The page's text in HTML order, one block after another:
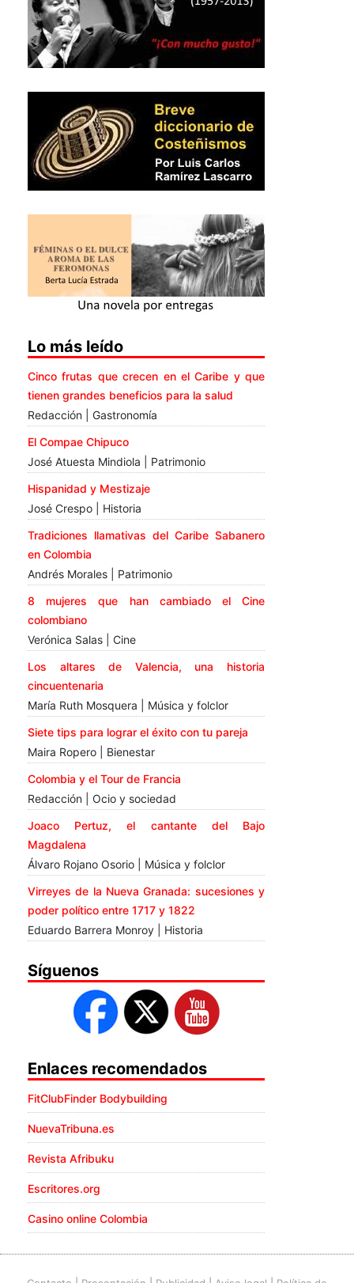
Lo más leído
Cinco frutas que crecen en el Caribe y que
tienen grandes beneficios para la salud
Redacción | Gastronomía
El Compae Chipuco
José Atuesta Mindiola | Patrimonio
Hispanidad y Mestizaje
José Crespo | Historia
Tradiciones llamativas del Caribe Sabanero
en Colombia
Andrés Morales | Patrimonio
8 mujeres que han cambiado el Cine
colombiano
Verónica Salas | Cine
Los altares de Valencia, una historia
cincuentenaria
María Ruth Mosquera | Música y folclor
Siete tips para lograr el éxito con tu pareja
Maira Ropero | Bienestar
Colombia y el Tour de Francia
Redacción | Ocio y sociedad
Joaco Pertuz, el cantante del Bajo
Magdalena
Álvaro Rojano Osorio | Música y folclor
Virreyes de la Nueva Granada: sucesiones y
poder político entre 1717 y 1822
Eduardo Barrera Monroy | Historia
Síguenos
Enlaces recomendados
FitClubFinder Bodybuilding
NuevaTribuna.es
Revista Afribuku
Escritores.org
Casino online Colombia